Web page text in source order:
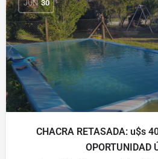
JUN 30
CHACRA RETASADA: u$s
OPORTUNIDAD